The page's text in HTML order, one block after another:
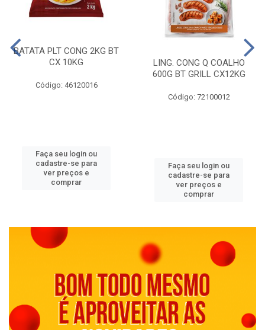
BATATA PLT CONG 2KG BT
CX 10KG
Código: 46120016
Faça seu login ou
cadastre-se para
ver preços e
comprar
LING. CONG Q COALHO
600G BT GRILL CX12KG
Código: 72100012
Faça seu login ou
cadastre-se para
ver preços e
comprar